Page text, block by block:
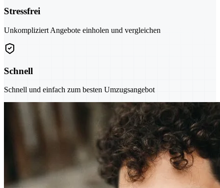
Stressfrei
Unkompliziert Angebote einholen und vergleichen
Schnell
Schnell und einfach zum besten Umzugsangebot